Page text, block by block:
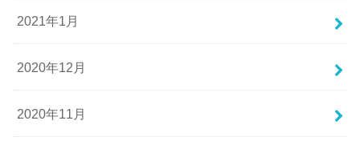
2021年1月
2020年12月
2020年11月